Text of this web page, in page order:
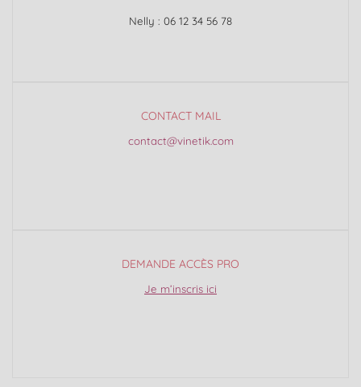
Nelly : 06 12 34 56 78
CONTACT MAIL
contact@vinetik.com
DEMANDE ACCÈS PRO
Je m’inscris ici